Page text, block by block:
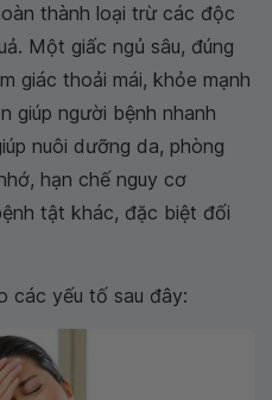
thành loại trừ các độc
Một giấc ngủ sâu, đúng
giác thoải mái, khỏe mạnh
giúp người bệnh nhanh
nuôi dưỡng da, phòng
hạn chế nguy cơ
tật khác, đặc biệt đối
các yếu tố sau đây: